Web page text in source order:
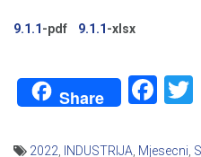
9.1.1-pdf 9.1.1-xlsx
Share
2022 INDUSTRIJA Mjesecni